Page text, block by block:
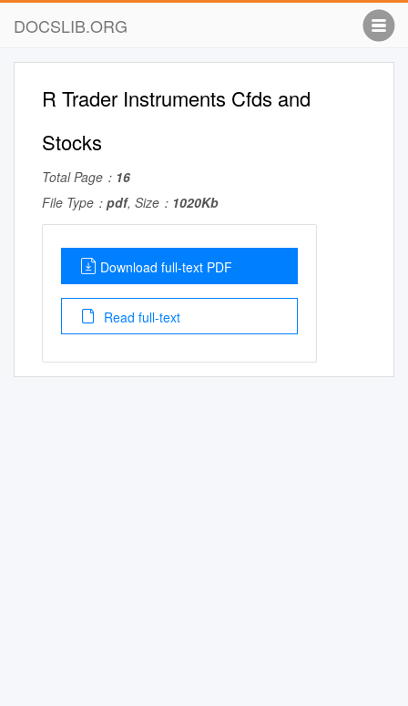
DOCSLIB.ORG
R Trader Instruments Cfds and
Stocks
Total Page： 16
File Type： pdf, Size： 1020Kb
Download full-text PDF
Read full-text